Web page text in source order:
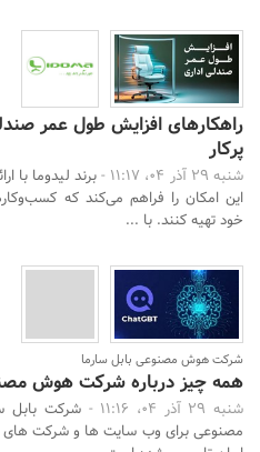
راهکارهای افزایش طول عمر
پرکار
شنبه 29 آذر 04، 11:17 -
برند لیدوما با
این امکان را فراهم می‌کند که
خود تهیه کنند. با ...
شرکت هوش مصنوعی بابل سارما
همه چیز درباره شرکت هوش
شنبه 29 آذر 04، 11:16 -
شرکت بابل